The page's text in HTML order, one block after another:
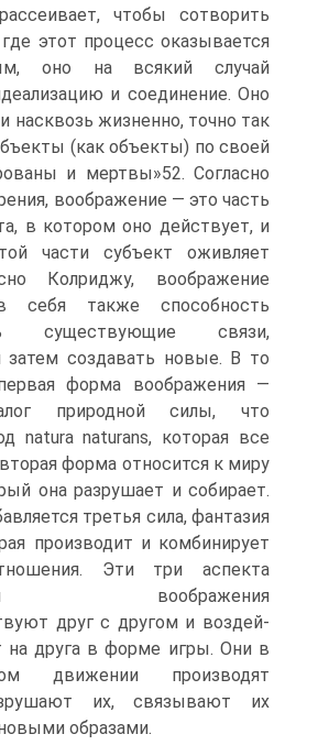
чтобы сотворить
этот процесс оказывается
оно на всякий случай
и со­единение. Оно
насквозь жизненно, точно так
(как объекты) по своей
и мертвы»52. Согласно
воображение — это часть
в котором оно действует, и
части субъект оживляет
Колриджу, воображение
себя также способность
существующие связи,
затем создавать но­вые. В то
форма воображения —
при­родной силы, что
natura naturans, которая все
форма относится к миру
она разрушает и собирает.
третья сила, фантазия
производит и комбинирует
Эти три аспекта
воображения
друг с другом и воздей­
на друга в форме игры. Они в
движении производят
их, связывают их
образами.